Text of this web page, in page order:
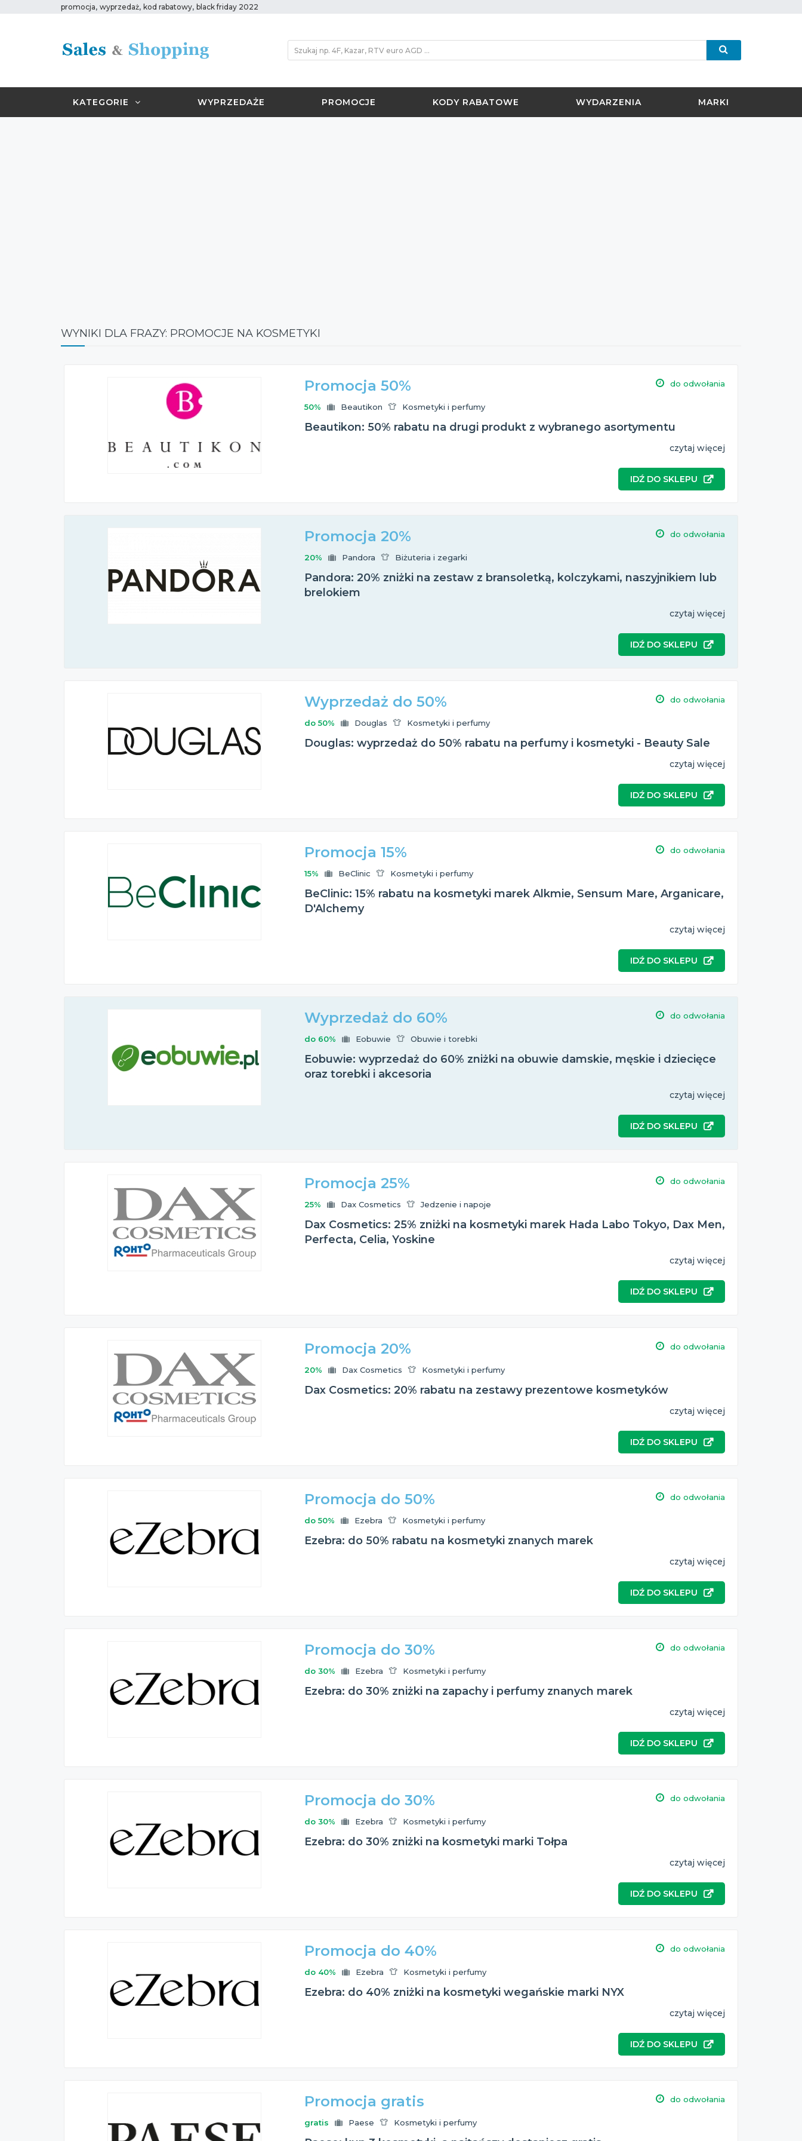
promocja, wyprzedaż, kod rabatowy, black friday 2022
KATEGORIE WYPRZEDAŻE PROMOCJE KODY RABATOWE WYDARZENIA MARKI
WYNIKI DLA FRAZY: PROMOCJE NA KOSMETYKI
Promocja 50% do odwołania
50% Beautikon Kosmetyki i perfumy
Beautikon: 50% rabatu na drugi produkt z wybranego asortymentu
czytaj więcej
IDŹ DO SKLEPU
Promocja 20% do odwołania
20% Pandora Biżuteria i zegarki
Pandora: 20% zniżki na zestaw z bransoletką, kolczykami, naszyjnikiem lub
brelokiem
czytaj więcej
IDŹ DO SKLEPU
Wyprzedaż do 50% do odwołania
do 50% Douglas Kosmetyki i perfumy
Douglas: wyprzedaż do 50% rabatu na perfumy i kosmetyki - Beauty Sale
czytaj więcej
IDŹ DO SKLEPU
Promocja 15% do odwołania
15% BeClinic Kosmetyki i perfumy
BeClinic: 15% rabatu na kosmetyki marek Alkmie, Sensum Mare, Arganicare,
D'Alchemy
czytaj więcej
IDŹ DO SKLEPU
Wyprzedaż do 60% do odwołania
do 60% Eobuwie Obuwie i torebki
Eobuwie: wyprzedaż do 60% zniżki na obuwie damskie, męskie i dziecięce
oraz torebki i akcesoria
czytaj więcej
IDŹ DO SKLEPU
Promocja 25% do odwołania
25% Dax Cosmetics Jedzenie i napoje
Dax Cosmetics: 25% zniżki na kosmetyki marek Hada Labo Tokyo, Dax Men,
Perfecta, Celia, Yoskine
czytaj więcej
IDŹ DO SKLEPU
Promocja 20% do odwołania
20% Dax Cosmetics Kosmetyki i perfumy
Dax Cosmetics: 20% rabatu na zestawy prezentowe kosmetyków
czytaj więcej
IDŹ DO SKLEPU
Promocja do 50% do odwołania
do 50% Ezebra Kosmetyki i perfumy
Ezebra: do 50% rabatu na kosmetyki znanych marek
czytaj więcej
IDŹ DO SKLEPU
Promocja do 30% do odwołania
do 30% Ezebra Kosmetyki i perfumy
Ezebra: do 30% zniżki na zapachy i perfumy znanych marek
czytaj więcej
IDŹ DO SKLEPU
Promocja do 30% do odwołania
do 30% Ezebra Kosmetyki i perfumy
Ezebra: do 30% zniżki na kosmetyki marki Tołpa
czytaj więcej
IDŹ DO SKLEPU
Promocja do 40% do odwołania
do 40% Ezebra Kosmetyki i perfumy
Ezebra: do 40% zniżki na kosmetyki wegańskie marki NYX
czytaj więcej
IDŹ DO SKLEPU
Promocja gratis do odwołania
gratis Paese Kosmetyki i perfumy